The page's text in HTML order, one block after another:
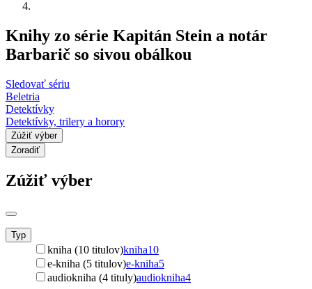
Knihy zo série Kapitán Stein a notár
Barbarič so sivou obálkou
Sledovať sériu
Beletria
Detektívky
Detektívky, trilery a horory
Zúžiť výber
Zoradiť
Zúžiť výber
Typ
kniha (10 titulov)kniha10
e-kniha (5 titulov)e-kniha5
audiokniha (4 tituly)audiokniha4